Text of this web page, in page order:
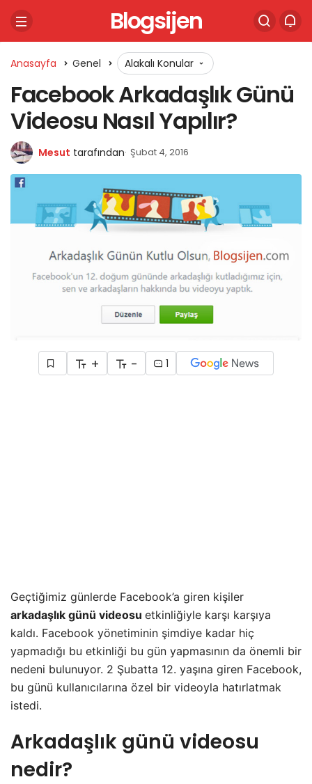
Blogsijen
Anasayfa Genel Alakalı Konular
Facebook Arkadaşlık Günü
Videosu Nasıl Yapılır?
Mesut tarafından Şubat 4, 2016
+ - 1
Geçtiğimiz günlerde Facebook’a giren kişiler
arkadaşlık günü videosu etkinliğiyle karşı karşıya
kaldı. Facebook yönetiminin şimdiye kadar hiç
yapmadığı bu etkinliği bu gün yapmasının da önemli bir
nedeni bulunuyor. 2 Şubatta 12. yaşına giren Facebook,
bu günü kullanıcılarına özel bir videoyla hatırlatmak
istedi.
Arkadaşlık günü videosu
nedir?